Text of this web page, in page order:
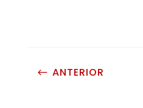
# ANTERIOR